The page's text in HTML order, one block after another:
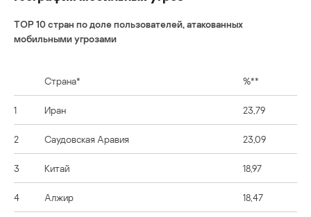
TOP 10 стран по доле пользователей, атакованных
мобильными угрозами
Страна* %**
1 Иран 23,79
2 Саудовская Аравия 23,09
3 Китай 18,97
4 Алжир 18,47